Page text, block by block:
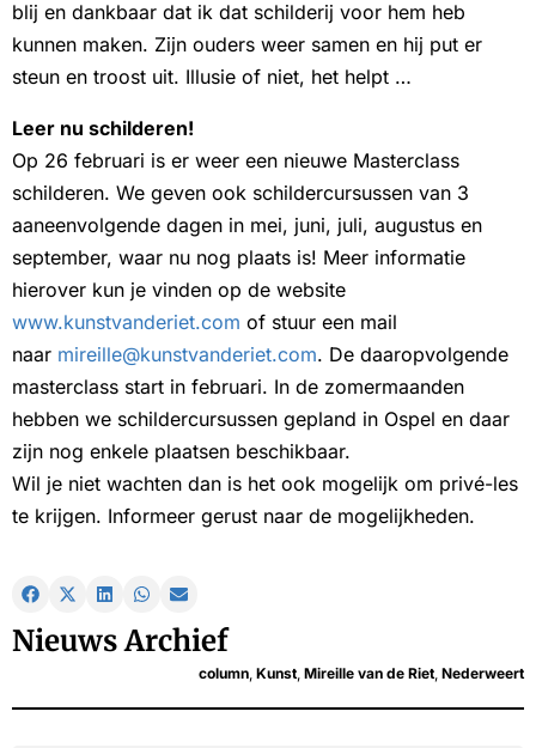
blij en dankbaar dat ik dat schilderij voor hem heb
kunnen maken. Zijn ouders weer samen en hij put er
steun en troost uit. Illusie of niet, het helpt …
Leer nu schilderen!
Op 26 februari is er weer een nieuwe Masterclass
schilderen. We geven ook schildercursussen van 3
aaneenvolgende dagen in mei, juni, juli, augustus en
september, waar nu nog plaats is! Meer informatie
hierover kun je vinden op de website
www.kunstvanderiet.com of stuur een mail
naar mireille@kunstvanderiet.com. De daaropvolgende
masterclass start in februari. In de zomermaanden
hebben we schildercursussen gepland in Ospel en daar
zijn nog enkele plaatsen beschikbaar.
Wil je niet wachten dan is het ook mogelijk om privé-les
te krijgen. Informeer gerust naar de mogelijkheden.
Nieuws Archief
column, Kunst, Mireille van de Riet, Nederweert